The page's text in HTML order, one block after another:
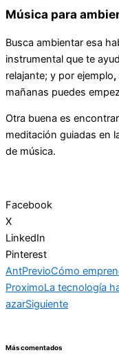
Música para
Busca ambientar esa
instrumental que te
relajante; y por ejemplo,
mañanas puedes
Otra buena es
meditación guiadas en
de música.
Facebook
X
LinkedIn
Pinterest
AntPrevioCómo
ProximoLa tecnología
azarSiguiente
Más comentados